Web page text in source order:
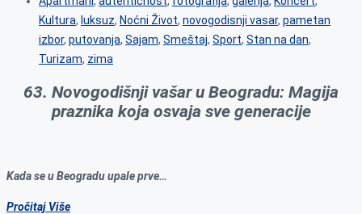
Kultura, luksuz, Noćni Život, novogodisnji vasar, pametan
izbor, putovanja, Sajam, Smeštaj, Sport, Stan na dan,
Turizam, zima
63. Novogodišnji vašar u Beogradu: Magija
praznika koja osvaja sve generacije
Kada se u Beogradu upale prve…
Pročitaj Više